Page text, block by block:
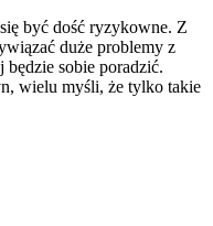
być dość ryzykowne. Z
duże problemy z
sobie poradzić.
wielu myśli, że tylko takie